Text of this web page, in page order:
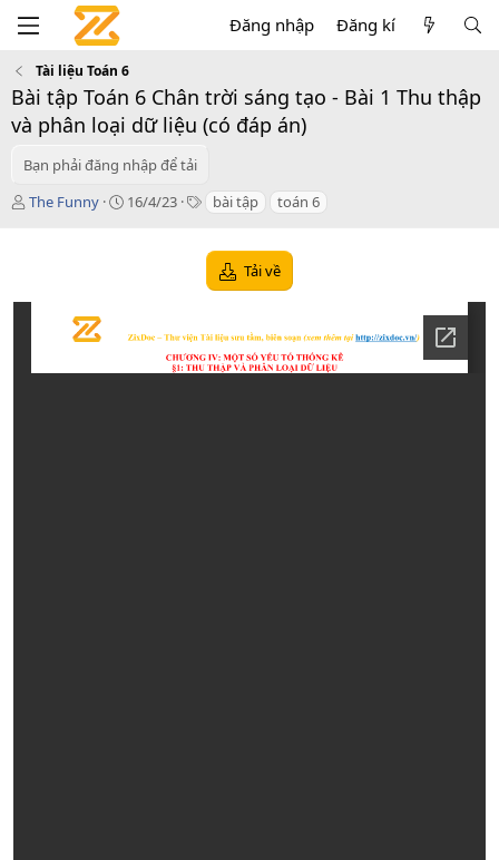
Đăng nhập Đăng kí
Tài liệu Toán 6
Bài tập Toán 6 Chân trời sáng tạo - Bài 1 Thu thập
và phân loại dữ liệu (có đáp án)
Bạn phải đăng nhập để tải
T
ả
The Funny
C
n
16/4/23
T
s
bài tập toán 6
Tải về